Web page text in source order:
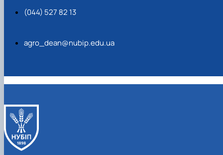
(044) 527 82 13
agro_dean@nubip.edu.ua